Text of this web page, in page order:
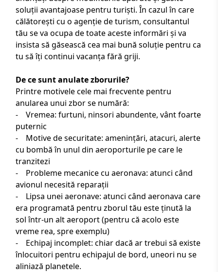
soluții avantajoase pentru turiști. În cazul în care
călătorești cu o agenție de turism, consultantul
tău se va ocupa de toate aceste informări și va
insista să găsească cea mai bună soluție pentru ca
tu să îți continui vacanța fără griji.
De ce sunt anulate zborurile?
Printre motivele cele mai frecvente pentru
anularea unui zbor se numără:
- Vremea: furtuni, ninsori abundente, vânt foarte
puternic
- Motive de securitate: amenințări, atacuri, alerte
cu bombă în unul din aeroporturile pe care le
tranzitezi
- Probleme mecanice cu aeronava: atunci când
avionul necesită reparații
- Lipsa unei aeronave: atunci când aeronava care
era programată pentru zborul tău este ținută la
sol într-un alt aeroport (pentru că acolo este
vreme rea, spre exemplu)
- Echipaj incomplet: chiar dacă ar trebui să existe
înlocuitori pentru echipajul de bord, uneori nu se
aliniază planetele.